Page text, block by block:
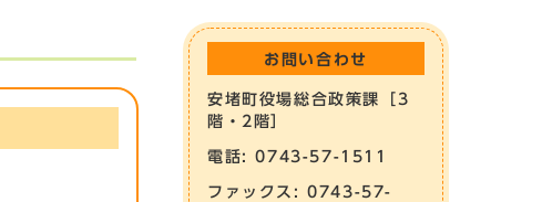
お問い合わせ
安堵町役場総合政策課［3
階・2階］
電話: 0743-57-1511
ファックス: 0743-57-